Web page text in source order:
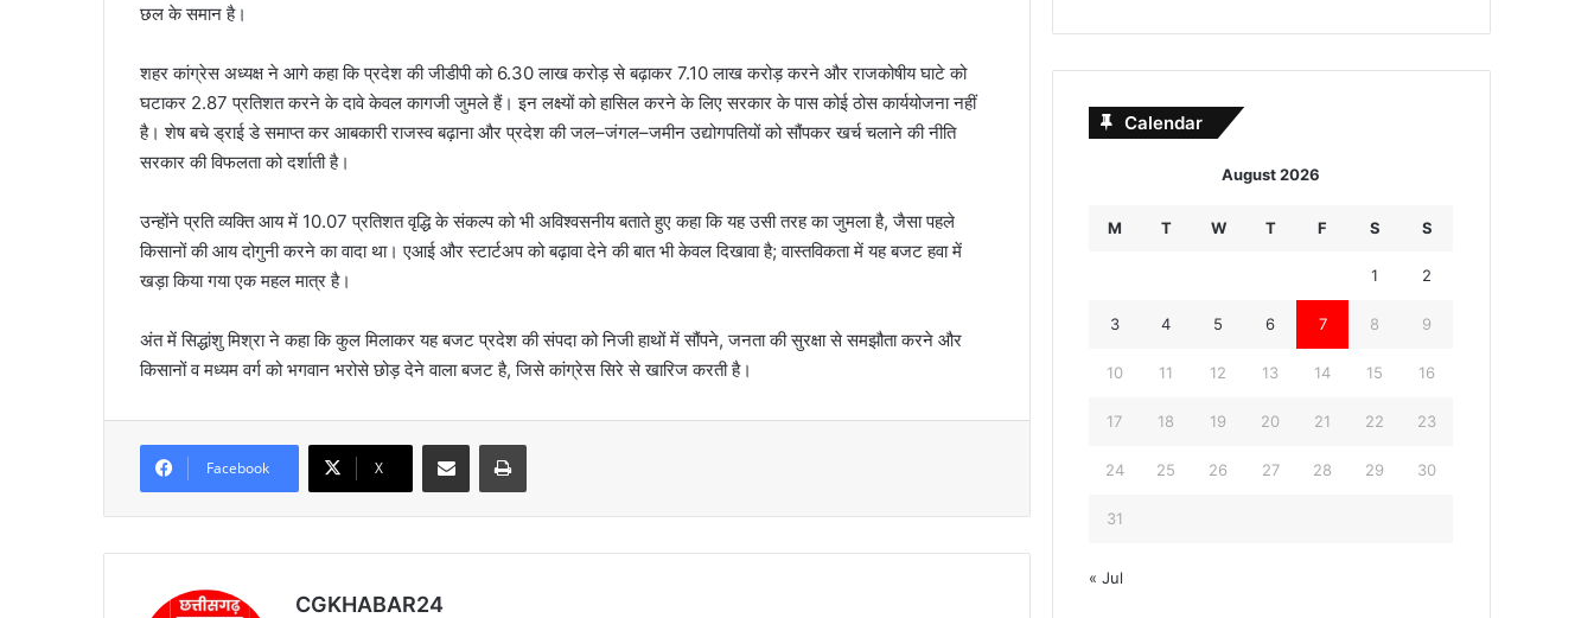
छल के समान है।
शहर कांग्रेस अध्यक्ष ने आगे कहा कि प्रदेश की जीडीपी को 6.30 लाख करोड़ से बढ़ाकर 7.10 लाख करोड़ करने और राजकोषीय घाटे को
घटाकर 2.87 प्रतिशत करने के दावे केवल कागजी जुमले हैं। इन लक्ष्यों को हासिल करने के लिए सरकार के पास कोई ठोस कार्ययोजना नहीं
है। शेष बचे ड्राई डे समाप्त कर आबकारी राजस्व बढ़ाना और प्रदेश की जल–जंगल–जमीन उद्योगपतियों को सौंपकर खर्च चलाने की नीति
सरकार की विफलता को दर्शाती है।
उन्होंने प्रति व्यक्ति आय में 10.07 प्रतिशत वृद्धि के संकल्प को भी अविश्वसनीय बताते हुए कहा कि यह उसी तरह का जुमला है, जैसा पहले
किसानों की आय दोगुनी करने का वादा था। एआई और स्टार्टअप को बढ़ावा देने की बात भी केवल दिखावा है; वास्तविकता में यह बजट हवा में
खड़ा किया गया एक महल मात्र है।
अंत में सिद्धांशु मिश्रा ने कहा कि कुल मिलाकर यह बजट प्रदेश की संपदा को निजी हाथों में सौंपने, जनता की सुरक्षा से समझौता करने और
किसानों व मध्यम वर्ग को भगवान भरोसे छोड़ देने वाला बजट है, जिसे कांग्रेस सिरे से खारिज करती है।
Facebook X
CGKHABAR24
Calendar
August 2026
M T W T F S S
1 2
3 4 5 6 7 8 9
10 11 12 13 14 15 16
17 18 19 20 21 22 23
24 25 26 27 28 29 30
31
« Jul